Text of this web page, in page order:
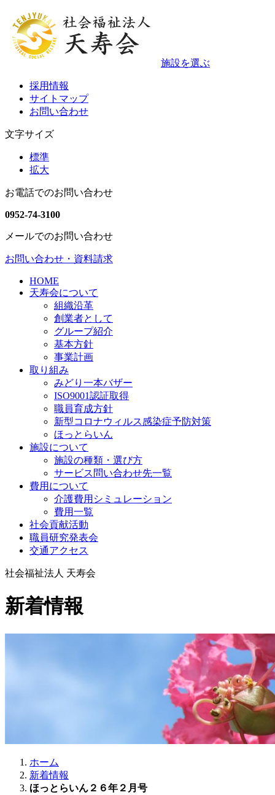
施設を選ぶ
採用情報
サイトマップ
お問い合わせ
文字サイズ
標準
拡大
お電話でのお問い合わせ
0952-74-3100
メールでのお問い合わせ
お問い合わせ・資料請求
HOME
天寿会について
組織沿革
創業者として
グループ紹介
基本方針
事業計画
取り組み
みどり一本バザー
ISO9001認証取得
職員育成方針
新型コロナウィルス感染症予防対策
ほっとらいん
施設について
施設の種類・選び方
サービス問い合わせ先一覧
費用について
介護費用シミュレーション
費用一覧
社会貢献活動
職員研究発表会
交通アクセス
社会福祉法人 天寿会
新着情報
ホーム
新着情報
ほっとらいん２６年２月号